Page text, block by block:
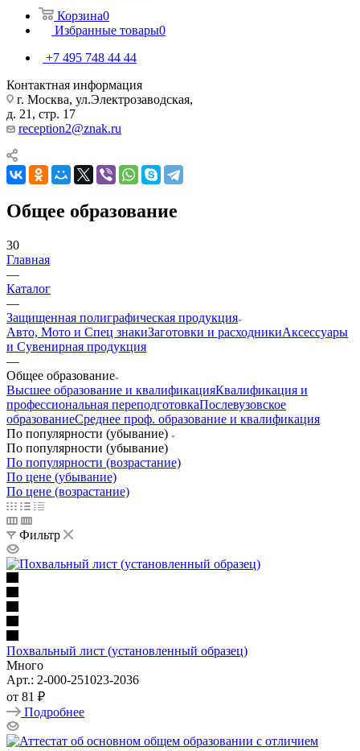
Корзина0
Избранные товары0
+7 495 748 44 44
Контактная информация
г. Москва, ул.Электрозаводская,
д. 21, стр. 17
reception2@znak.ru
Общее образование
30
Главная
—
Каталог
—
Защищенная полиграфическая продукция
Авто, Мото и Спец знакиЗаготовки и расходникиАксессуары
и Сувенирная продукция
—
Общее образование
Высшее образование и квалификацияКвалификация и
профессиональная переподготовкаПослевузовское
образованиеСреднее проф. образование и квалификация
По популярности (убывание)
По популярности (убывание)
По популярности (возрастание)
По цене (убывание)
По цене (возрастание)
Фильтр
Похвальный лист (установленный образец)
Много
Арт.: 2-000-251023-2036
от 81 ₽
Подробнее